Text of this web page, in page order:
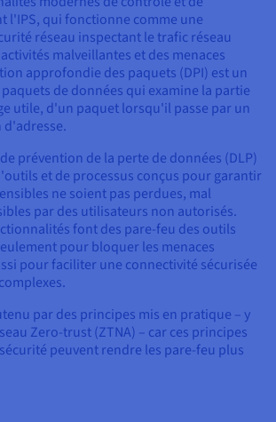
l'IPS, qui fonctionne comme une
réseau inspectant le trafic réseau
malveillantes et des menaces
approfondie des paquets (DPI) est un
de données qui examine la partie
utile, d'un paquet lorsqu'il passe par un
prévention de la perte de données (DLP)
et de processus conçus pour garantir
ne soient pas perdues, mal
par des utilisateurs non autorisés.
font des pare-feu des outils
pour bloquer les menaces
pour faciliter une connectivité sécurisée
par des principes mis en pratique – y
Zero-trust (ZTNA) – car ces principes
peuvent rendre les pare-feu plus